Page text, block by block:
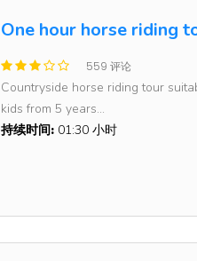
One hour horse riding
559 评论
Countryside horse riding tour
kids from 5 years...
持续时间: 01:30 小时